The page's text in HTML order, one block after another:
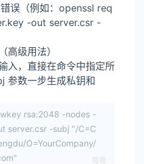
误（例如：openssl req
-out server.csr -
高级用法）
入，直接在命令中指定所
参数一步生成私钥和
rsa:2048 -nodes -
server.csr -subj "/C=C
O=YourCompany/